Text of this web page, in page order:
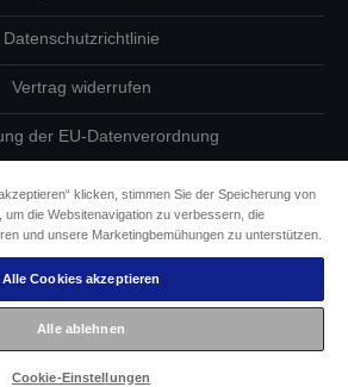
Datenschutzrichtlinie
Vertrag widerrufen
der EU-Datenverordnung
zu Cookies
für Barrierefreiheit
© 2026 Seiko Epson
klicken, stimmen Sie der Speicherung von
die Websitenavigation zu verbessern, die
und unsere Marketingbemühungen zu unterstützen.
Alle Cookies akzeptieren
Alle ablehnen
Cookie-Einstellungen